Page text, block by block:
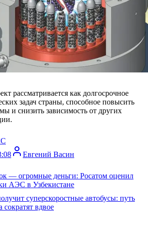
рассматривается как долгосрочное
задач страны, способное повысить
и снизить зависимость от других
Евгений Васин
— огромные деньги: Росатом оценил
АЭС в Узбекистане
суперскоростные автобусы: путь
вдвое